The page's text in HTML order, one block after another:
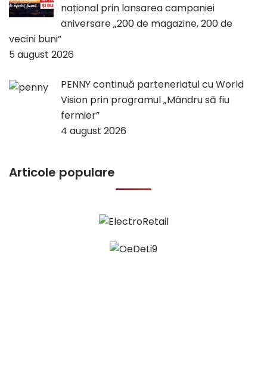
național prin lansarea campaniei
aniversare „200 de magazine, 200 de
vecini buni”
5 august 2026
PENNY continuă parteneriatul cu World
Vision prin programul „Mândru să fiu
fermier”
4 august 2026
Articole populare